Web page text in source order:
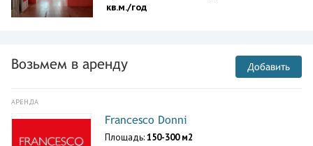
кв.м./год
Возьмем в аренду Добавить
АРЕНДА
Francesco Donni
Площадь:150-300 м2